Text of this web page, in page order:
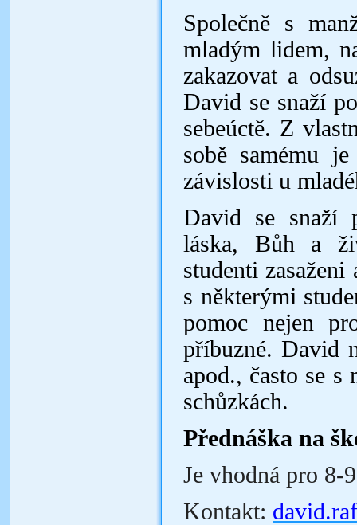
Společně s
mladým lidem,
zakazovat a
David se snaží
sebeúctě. Z
sobě samému
závislosti u
David se snaží
láska, Bůh a
studenti
s některými
pomoc nejen
příbuzné. David
apod., často se s
schůzkách.
Přednáška na
Je vhodná pro 8-
Kontakt: